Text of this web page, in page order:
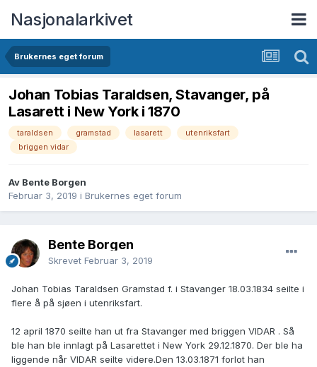
Nasjonalarkivet
Brukernes eget forum
Johan Tobias Taraldsen, Stavanger, på
Lasarett i New York i 1870
taraldsen gramstad lasarett
utenriksfart
briggen vidar
Av Bente Borgen
Februar 3, 2019 i Brukernes eget forum
Bente Borgen
Skrevet Februar 3, 2019
Johan Tobias Taraldsen Gramstad f. i Stavanger 18.03.1834 seilte i
flere å på sjøen i utenriksfart.
12 april 1870 seilte han ut fra Stavanger med briggen VIDAR . Så
ble han ble innlagt på Lasarettet i New York 29.12.1870. Der ble ha
liggende når VIDAR seilte videre.Den 13.03.1871 forlot han